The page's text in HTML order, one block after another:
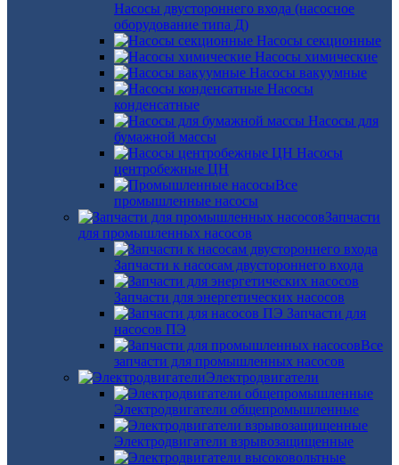
Насосы двустороннего входа (насосное
оборудование типа Д)
Насосы секционные
Насосы химические
Насосы вакуумные
Насосы
конденсатные
Насосы для
бумажной массы
Насосы
центробежные ЦН
Все
промышленные насосы
Запчасти
для промышленных насосов
Запчасти к насосам двустороннего входа
Запчасти для энергетических насосов
Запчасти для
насосов ПЭ
Все
запчасти для промышленных насосов
Электродвигатели
Электродвигатели общепромышленные
Электродвигатели взрывозащищенные